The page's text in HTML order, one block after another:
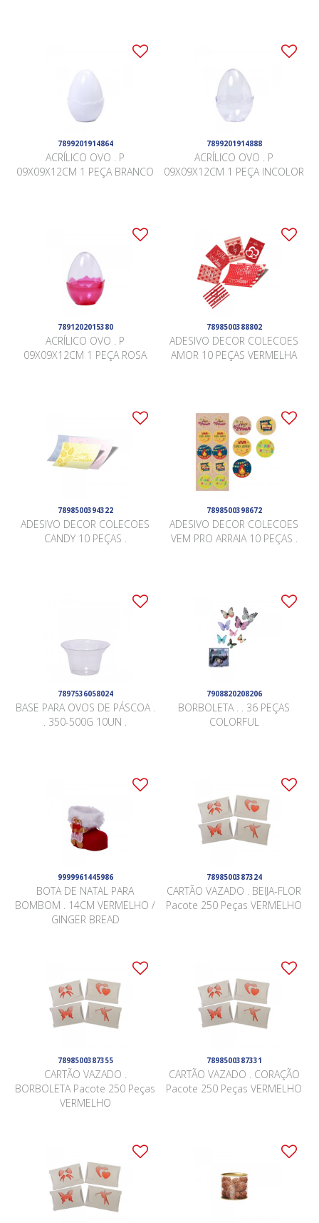
7899201914864
ACRÍLICO OVO . P
09X09X12CM 1 PEÇA BRANCO
7899201914888
ACRÍLICO OVO . P
09X09X12CM 1 PEÇA INCOLOR
7891202015380
ACRÍLICO OVO . P
09X09X12CM 1 PEÇA ROSA
7898500388802
ADESIVO DECOR COLECOES
AMOR 10 PEÇAS VERMELHA
7898500394322
ADESIVO DECOR COLECOES
CANDY 10 PEÇAS .
7898500398672
ADESIVO DECOR COLECOES
VEM PRO ARRAIA 10 PEÇAS .
7897536058024
BASE PARA OVOS DE PÁSCOA .
. 350-500G 10UN .
7908820208206
BORBOLETA . . 36 PEÇAS
COLORFUL
9999961445986
BOTA DE NATAL PARA
BOMBOM . 14CM VERMELHO /
GINGER BREAD
7898500387324
CARTÃO VAZADO . BEIJA-FLOR
Pacote 250 Peças VERMELHO
7898500387355
CARTÃO VAZADO .
BORBOLETA Pacote 250 Peças
VERMELHO
7898500387331
CARTÃO VAZADO . CORAÇÃO
Pacote 250 Peças VERMELHO